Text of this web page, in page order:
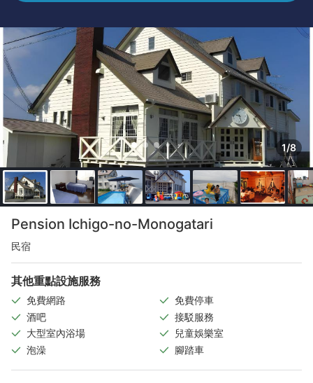
1/8
Pension Ichigo-no-Monogatari
民宿
其他重點設施服務
免費網路
免費停車
酒吧
接駁服務
大型室內浴場
兒童娛樂室
泡澡
腳踏車